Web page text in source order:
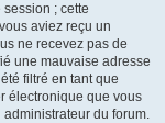
; cette
aviez reçu un
ne recevez pas de
une mauvaise adresse
filtré en tant que
électronique que vous
du forum.